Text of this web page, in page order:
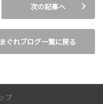
ぐれブログ一覧に戻る
次の記事へ
プ